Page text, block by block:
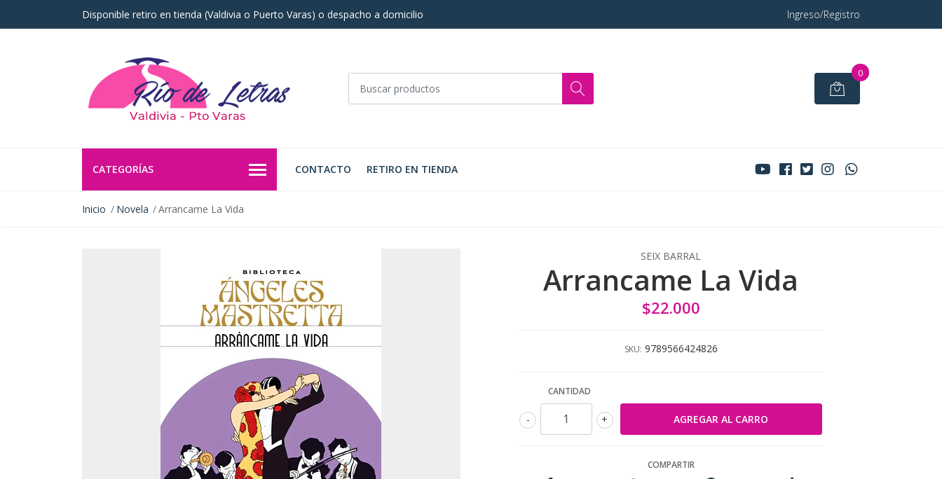
Disponible retiro en tienda (Valdivia o Puerto Varas) o despacho a domicilio Ingreso/Registro
0
CATEGORÍAS CONTACTO RETIRO EN TIENDA
Inicio Novela Arrancame La Vida
SEIX BARRAL
Arrancame La Vida
$22.000
SKU: 9789566424826
CANTIDAD
+
-
COMPARTIR